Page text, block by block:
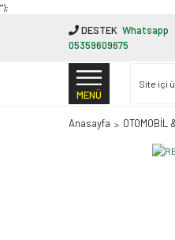
"');
DESTEK Whatsapp
05359609675
MENÜ
Anasayfa OTOMOBİL